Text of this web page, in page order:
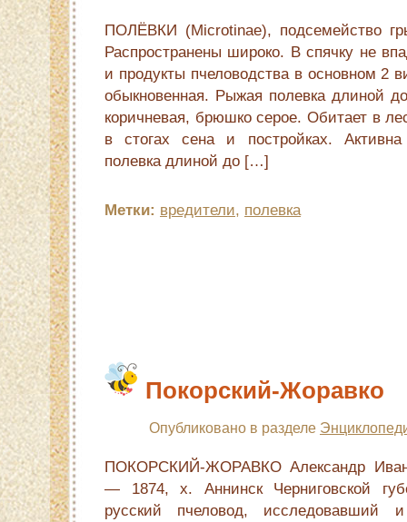
ПОЛЁВКИ (Microtinae), подсемейство
Распространены широко. В спячку не
и продукты пчеловодства в основном 2
обыкновенная. Рыжая полевка длиной
коричневая, брюшко серое. Обитает в
в стогах сена и постройках.
полевка длиной до […]
Метки: вредители, полевка
Покорский-Жоравко
Опубликовано в разделе
ПОКОРСКИЙ-ЖОРАВКО Александр
— 1874, х. Аннинск Черниговской
русский пчеловод, исследовавший